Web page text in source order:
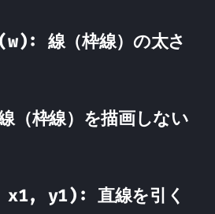
線（枠線）の太さ
枠線）を描画しない
y1): 直線を引く